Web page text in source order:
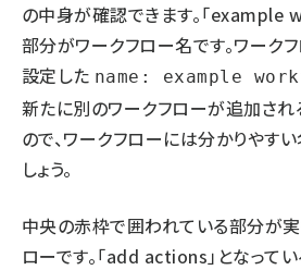
の中身が確認できます。「example
部分がワークフロー名です。ワーク
設定した name: example
新たに別のワークフローが追加され
ので、ワークフローには分かりやす
しょう。
中央の赤枠で囲われている部分が
ローです。「add actions」となって